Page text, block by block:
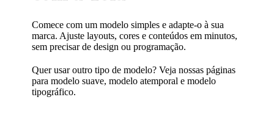
Comece com um modelo simples e adapte-o à sua
marca. Ajuste layouts, cores e conteúdos em minutos,
sem precisar de design ou programação.
Quer usar outro tipo de modelo? Veja nossas páginas
paramodelo suave,modelo atemporal emodelo
tipográfico.